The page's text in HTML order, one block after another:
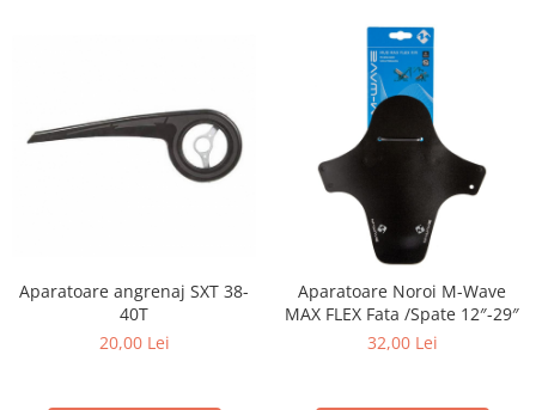
Aparatoare angrenaj SXT 38-
40T
20,00 Lei
Aparatoare Noroi M-Wave
MAX FLEX Fata /Spate 12″-29″
32,00 Lei